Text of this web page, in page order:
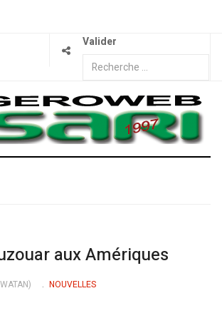
Valider
aux Amériques
NOUVELLES